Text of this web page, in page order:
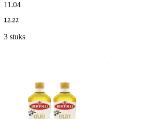
11 .04
12.27
3 stuks